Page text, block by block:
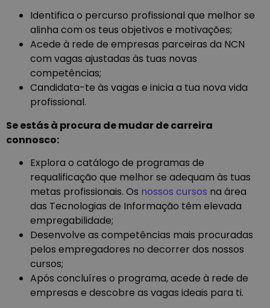
Identifica o percurso profissional que melhor se
alinha com os teus objetivos e motivações;
Acede à rede de empresas parceiras da NCN
com vagas ajustadas às tuas novas
competências;
Candidata-te às vagas e inicia a tua nova vida
profissional.
Se estás à procura de mudar de carreira
connosco:
Explora o catálogo de programas de
requalificação que melhor se adequam às tuas
metas profissionais. Os nossos cursos na área
das Tecnologias de Informação têm elevada
empregabilidade;
Desenvolve as competências mais procuradas
pelos empregadores no decorrer dos nossos
cursos;
Após concluíres o programa, acede à rede de
empresas e descobre as vagas ideais para ti.